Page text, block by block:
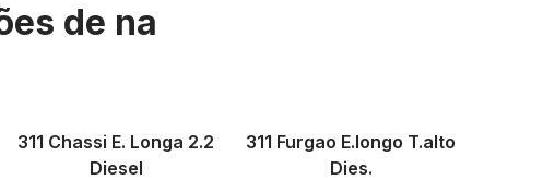
de na
311 Chassi E. Longa 2.2
Diesel
311 Furgao E.longo T.alto
Dies.